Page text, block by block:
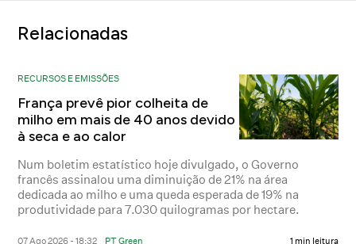
Relacionadas
RECURSOS E EMISSÕES
França prevê pior colheita de
milho em mais de 40 anos devido
à seca e ao calor
Num boletim estatístico hoje divulgado, o Governo
francês assinalou uma diminuição de 21% na área
dedicada ao milho e uma queda esperada de 19% na
produtividade para 7.030 quilogramas por hectare.
07 Ago 2026 - 18:32 PT Green 1 min leitura